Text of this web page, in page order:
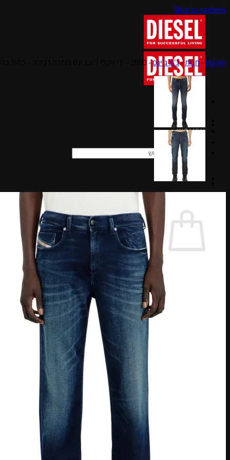
Skip to content
WOMEN
KIDS
חיפוש עבור:
אין מוצרים בסל הקניות.
Home
-חנות-ג'וג ג'ינס-2090 – די ויקלי ג׳וג ג׳ינס בגזרה רגילה – כחול כהה